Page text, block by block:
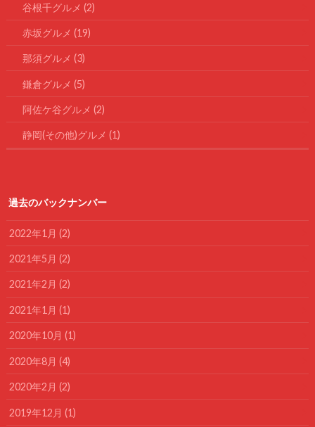
谷根千グルメ (2)
赤坂グルメ (19)
那須グルメ (3)
鎌倉グルメ (5)
阿佐ケ谷グルメ (2)
静岡(その他)グルメ (1)
過去のバックナンバー
2022年1月 (2)
2021年5月 (2)
2021年2月 (2)
2021年1月 (1)
2020年10月 (1)
2020年8月 (4)
2020年2月 (2)
2019年12月 (1)